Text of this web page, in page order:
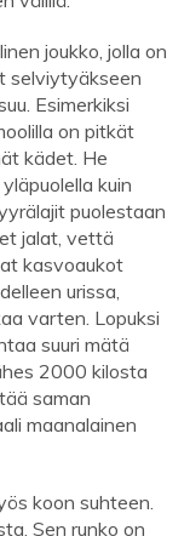
joukko, jolla on
selviytyäkseen
Esimerkiksi
on pitkät
kädet. He
kuin
puolestaan
jalat, vettä
kasvoaukot
urissa,
varten. Lopuksi
suuri mätä
2000 kilosta
saman
maanalainen
koon suhteen.
Sen runko on